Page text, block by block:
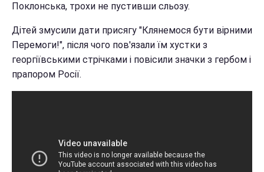
Поклонська, трохи не пустивши сльозу.
Дітей змусили дати присягу "Клянемося бути вірними
Перемоги!", після чого пов'язали їм хустки з
георгіївськими стрічками і повісили значки з гербом і
прапором Росії.